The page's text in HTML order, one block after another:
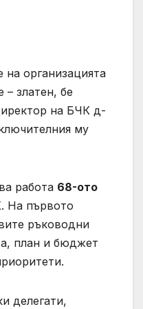
организацията
златен, бе
на БЧК д-
му
работа 68-ото
На първото
ръководни
план и бюджет
делегати,